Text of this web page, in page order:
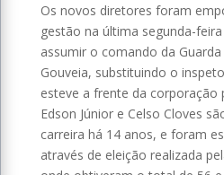
Os novos diretores foram
gestão na última segunda-
assumir o comando da
Gouveia, substituindo o
esteve a frente da corporação
Edson Júnior e Celso Cloves
carreira há 14 anos, e foram
através de eleição realizada